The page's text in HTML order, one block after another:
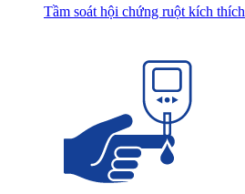
Tầm soát hội chứng ruột kích thích